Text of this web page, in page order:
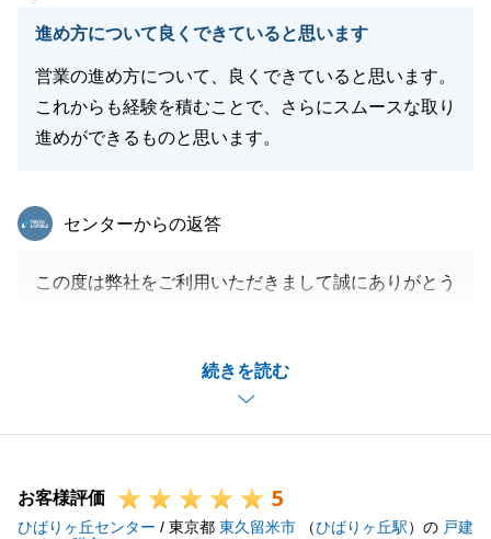
進め方について良くできていると思います
営業の進め方について、良くできていると思います。
これからも経験を積むことで、さらにスムースな取り
進めができるものと思います。
続きを読む
東急リバブル
センターからの返答
この度は弊社をご利用いただきまして誠にありがとう
ってご満足いただける形で進める事ができ、大変嬉し
今後は、よりスムーズな進め方ができるよう精進して
また不動産の事で何かありましたらお気兼ねなくご連
絡くださいませ。
お客様評価 5
ひばりヶ丘センター / 東京都 東久留米市 （ひばりヶ丘駅）の 戸建